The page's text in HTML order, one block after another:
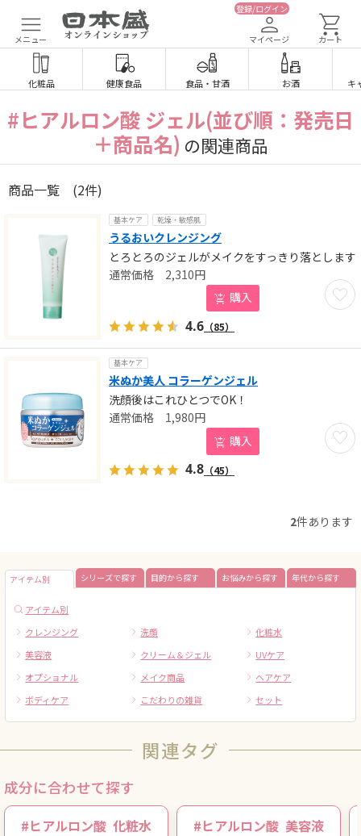
メニュー
登録/ログイン
マイページ カート
化粧品 健康食品 食品・ 甘酒 お酒 キ
#ヒアルロン酸 ジェル(並び順：発売日
＋商品名) の関連商品
商品一覧 (2件)
基本ケア 乾燥・敏感肌
うるおいクレンジング
とろとろのジェルがメイクをすっきり落とします
お気
2,310円
購入
4.6 （85）
基本ケア
米ぬか美人 コラーゲンジェル
洗顔後はこれひとつでOK！
お気
1,980円
購入
4.8 （45）
2件あります
アイテム別 シリーズで探す 目的から探す お悩みから探す 年代から探す
アイテム別
クレンジング
洗顔
化粧水
美容液
クリーム＆ジェル
UVケア
オプショナル
メイク商品
ヘアケア
ボディケア
こだわりの雑貨 セット
関連タグ
成分に合わせて探す
#ヒアルロン酸 化粧水 #ヒアルロン酸 美容液